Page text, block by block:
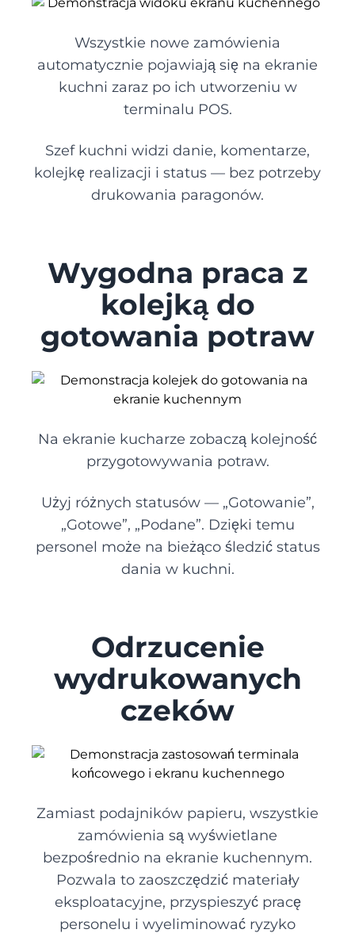
Integracje, które zapewniają
ciągłość działania Twojej firmy
PRODUKCJA
Piekarnia
Wyroby cukiernicze
Koncesja
Dostawa jedzenia
Montaż opon
Myjnia samochodowa
Szpital
Stomatologia
Salon Spa
Salon piękności
Salon fryzjerski
Salon manicure
Kosmetyka
Wszystkie nowe zamówienia
automatycznie pojawiają się na ekranie
kuchni zaraz po ich utworzeniu w
terminalu POS.
Szef kuchni widzi danie, komentarze,
kolejkę realizacji i status — bez potrzeby
drukowania paragonów.
Wygodna praca z
kolejką do
gotowania potraw
Na ekranie kucharze zobaczą kolejność
przygotowywania potraw.
Użyj różnych statusów — „Gotowanie”,
„Gotowe”, „Podane”. Dzięki temu
personel może na bieżąco śledzić status
dania w kuchni.
Odrzucenie
wydrukowanych
czeków
Zamiast podajników papieru, wszystkie
zamówienia są wyświetlane
bezpośrednio na ekranie kuchennym.
Pozwala to zaoszczędzić materiały
eksploatacyjne, przyspieszyć pracę
personelu i wyeliminować ryzyko